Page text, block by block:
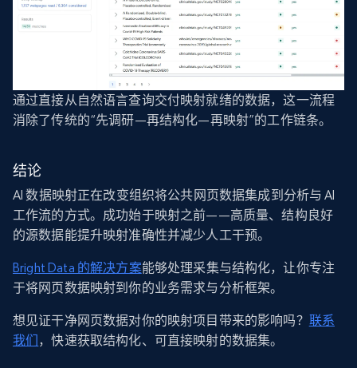
通过直接从自然语言查询交付映射就绪的数据，这一流程
消除了传统的“先调研—再结构化—再映射”的工作链条。
结论
AI 数据映射正在改变组织将公共网页数据集成到分析与 AI
工作流的方式。成功始于映射之前——高质量、结构良好
的源数据能提升映射准确性并减少人工干预。
Bright Data 的解决方案能够处理采集与结构化，让你专注
于将网页数据映射到你的业务需求与分析框架。
想见证干净网页数据对你的映射项目带来的影响吗？ 联系
我们 ，快速获取结构化、可直接映射的数据集。